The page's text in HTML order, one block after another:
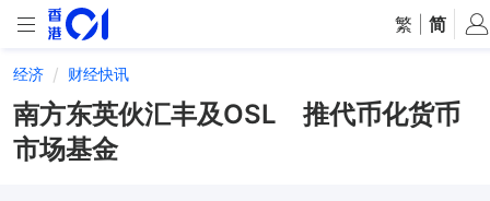
繁 简
经济 财经快讯
南方东英伙汇丰及OSL 推代币化货币
市场基金